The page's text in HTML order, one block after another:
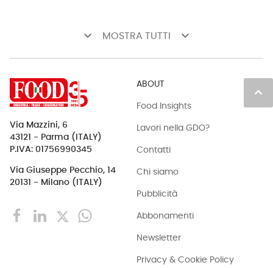
keyboard_arrow_down MOSTRA TUTTI keyboard_arrow_down
keyboard_arrow_up
Via Mazzini, 6
43121 - Parma (ITALY)
P.IVA: 01756990345
Via Giuseppe Pecchio, 14
20131 - Milano (ITALY)
ABOUT
Food Insights
Lavori nella GDO?
Contatti
Chi siamo
Pubblicità
Abbonamenti
Newsletter
Privacy & Cookie Policy